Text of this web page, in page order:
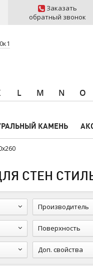
Заказать
обратный звонок
L M N O
КАМЕНЬ
СТЕН
Производитель
Поверхность
Доп. свойства